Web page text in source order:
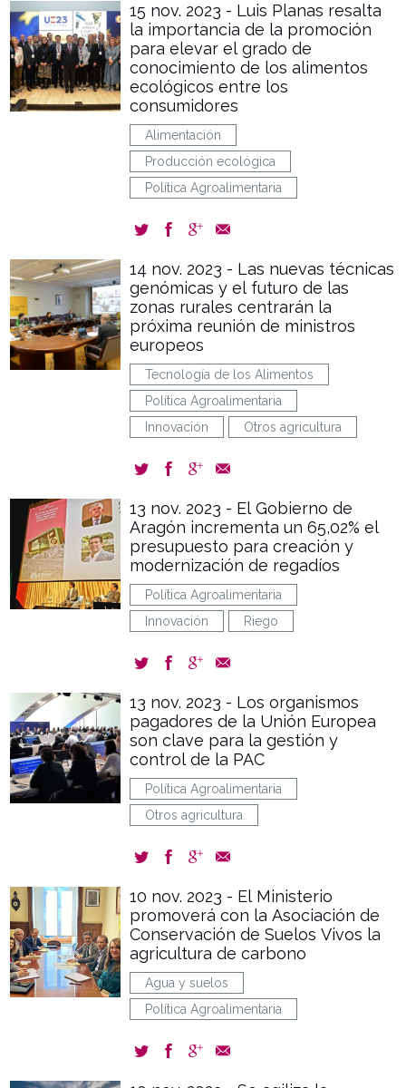
15 nov. 2023 - Luis Planas resalta
la importancia de la promoción
para elevar el grado de
conocimiento de los alimentos
ecológicos entre los
consumidores
Alimentación
Producción ecológica
Política Agroalimentaria
14 nov. 2023 - Las nuevas técnicas
genómicas y el futuro de las
zonas rurales centrarán la
próxima reunión de ministros
europeos
Tecnología de los Alimentos
Política Agroalimentaria
Innovación
Otros agricultura
13 nov. 2023 - El Gobierno de
Aragón incrementa un 65,02% el
presupuesto para creación y
modernización de regadíos
Política Agroalimentaria
Innovación
Riego
13 nov. 2023 - Los organismos
pagadores de la Unión Europea
son clave para la gestión y
control de la PAC
Política Agroalimentaria
Otros agricultura
10 nov. 2023 - El Ministerio
promoverá con la Asociación de
Conservación de Suelos Vivos la
agricultura de carbono
Agua y suelos
Política Agroalimentaria